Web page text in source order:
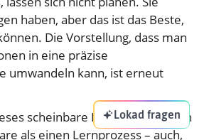
haben, aber das ist das Beste,
Die Vorstellung, dass man
in eine präzise
umwandeln kann, ist erneut
scheinbare Paradox – nämlich
als einen Lernprozess – auch,
Lokad fragen